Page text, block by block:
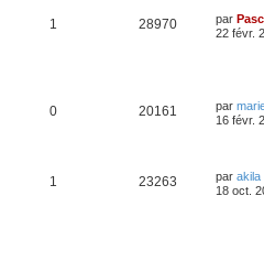
1 28970 par
22 févr.
0 20161 par
16 févr.
1 23263 par akila
18 oct.